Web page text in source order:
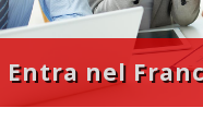
Entra nel